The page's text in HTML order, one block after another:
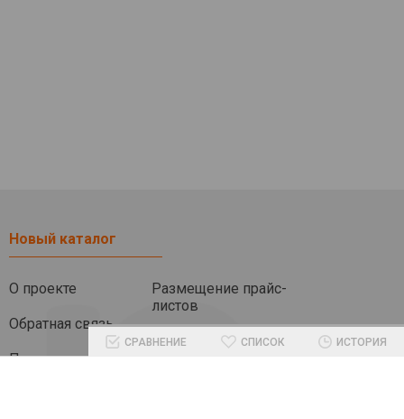
Новый каталог
О проекте
Обратная связь
Помочь проекту
Размещение прайс-
листов
СРАВНЕНИЕ СПИСОК ИСТОРИЯ